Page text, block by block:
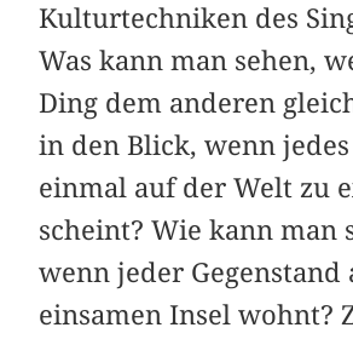
Kulturtechniken des
Was kann man sehen,
Ding dem anderen
in den Blick, wenn
einmal auf der Welt zu
scheint? Wie kann man
wenn jeder Gegenstand
einsamen Insel wohnt?